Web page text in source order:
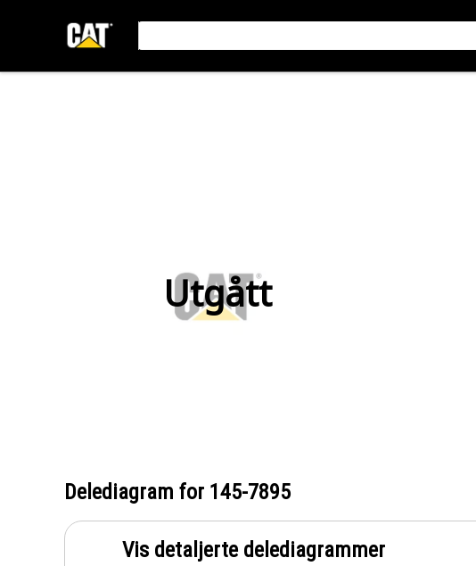
Utgått
Delediagram for 145-7895
Vis detaljerte delediagrammer